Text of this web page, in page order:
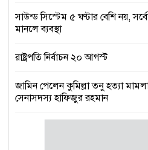
সাউন্ড সিস্টেম ৫ ঘণ্টার বেশি নয়,
মানলে ব্যবস্থা
রাষ্ট্রপতি নির্বাচন ২০ আগস্ট
জামিন পেলেন কুমিল্লা তনু হত্যা
সেনাসদস্য হাফিজুর রহমান